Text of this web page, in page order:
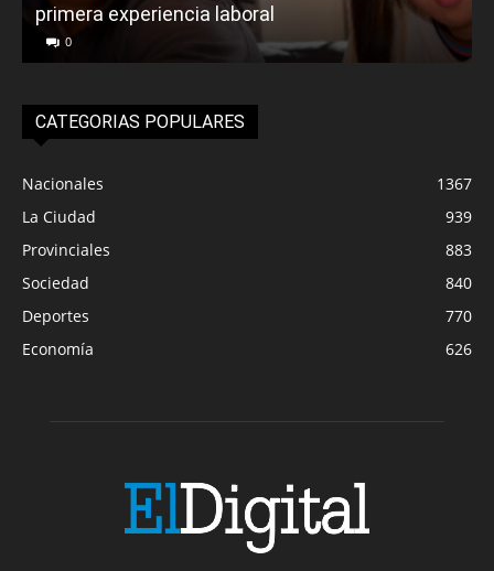
primera experiencia laboral
0
CATEGORIAS POPULARES
Nacionales
1367
La Ciudad
939
Provinciales
883
Sociedad
840
Deportes
770
Economía
626